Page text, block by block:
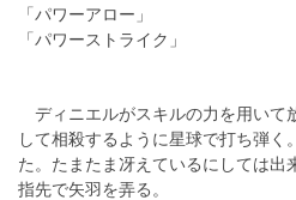
「パワーアロー」
「パワーストライク」
ディニエルがスキルの力を用いて
して相殺するように星球で打ち弾く
た。たまたま冴えているにしては出
指先で矢羽を弄る。